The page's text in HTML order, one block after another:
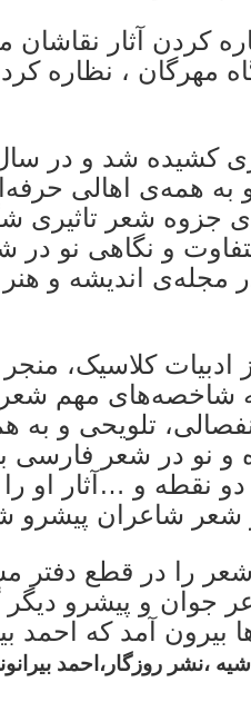
کردن آثار نقاشان
مهرگان ، نظاره
کشیده شد و در
همه‌ی اهالی
جزوه شعر تاثیری
و نگاهی نو در
اندیشه و هنر
ادبیات کلاسیک،
شاخصه‌های مهم
تلویحی و به
نو در شعر فارسی
نقطه و …آثار او
شعر شاعران پیشرو
را در قطع دفتر
جوان و پیشرو
بیرون آمد که احمد
،نشر روزگار،احمد